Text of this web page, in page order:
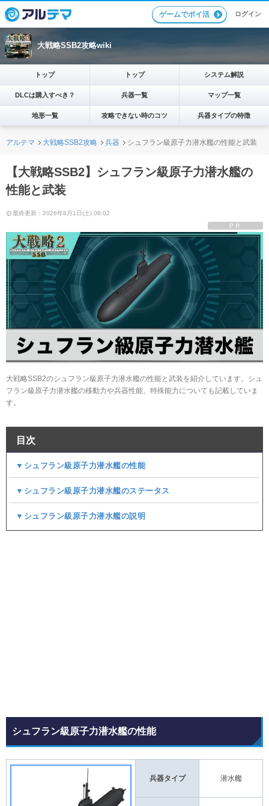
ゲームでポイ活 ログイン
大戦略SSB2攻略wiki
トップ トップ システム解説
DLCは購入すべき？ 兵器一覧 マップ一覧
地形一覧 攻略できない時のコツ 兵器タイプの特徴
アルテマ 大戦略SSB2攻略 兵器 シュフラン級原子力潜水艦の性能と武装
【大戦略SSB2】シュフラン級原子力潜水艦の
性能と武装
最終更新：2026年8月1日(土) 08:02
PR
大戦略SSB2のシュフラン級原子力潜水艦の性能と武装を紹介しています。シュ
フラン級原子力潜水艦の移動力や兵器性能、特殊能力についても記載していま
す。
目次
▼シュフラン級原子力潜水艦の性能
▼シュフラン級原子力潜水艦のステータス
▼シュフラン級原子力潜水艦の説明
シュフラン級原子力潜水艦の性能
兵器タイプ 潜水艦